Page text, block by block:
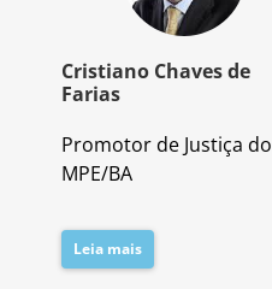
Cristiano Chaves de
Farias
Promotor de Justiça do
MPE/BA
Leia mais